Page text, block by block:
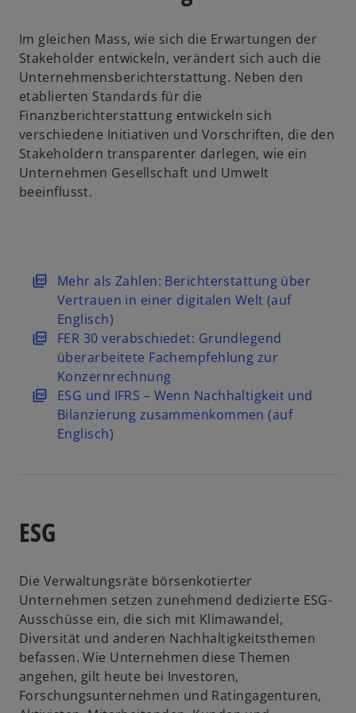
R
e
g
i
s
t
e
r
k
e
g
e
ö
f
f
n
e
t
u
e
n
R
e
g
i
s
t
a
r
t
e
g
e
ö
f
f
n
e
u
e
n
R
e
g
i
r
k
a
r
t
e
g
e
ö
Im gleichen Mass, wie sich die Erwartungen der
Stakeholder entwickeln, verändert sich auch die
Unternehmensberichterstattung. Neben den
etablierten Standards für die
Finanzberichterstattung entwickeln sich
verschiedene Initiativen und Vorschriften, die den
Stakeholdern transparenter darlegen, wie ein
Unternehmen Gesellschaft und Umwelt
beeinflusst.
Mehr als Zahlen: Berichterstattung über
Vertrauen in einer digitalen Welt (auf
Englisch)
w
i
r
d
i
n
e
i
n
R
e
g
i
s
t
e
FER 30 verabschiedet: Grundlegend
überarbeitete Fachempfehlung zur
Konzernrechnung
w
i
r
d
i
n
u
e
n
R
e
g
i
ESG und IFRS – Wenn Nachhaltigkeit und
Bilanzierung zusammenkommen (auf
Englisch)
w
i
r
r
n
e
u
e
n
R
ESG
Die Verwaltungsräte börsenkotierter
Unternehmen setzen zunehmend dedizierte ESG-
Ausschüsse ein, die sich mit Klimawandel,
Diversität und anderen Nachhaltigkeitsthemen
befassen. Wie Unternehmen diese Themen
angehen, gilt heute bei Investoren,
Forschungsunternehmen und Ratingagenturen,